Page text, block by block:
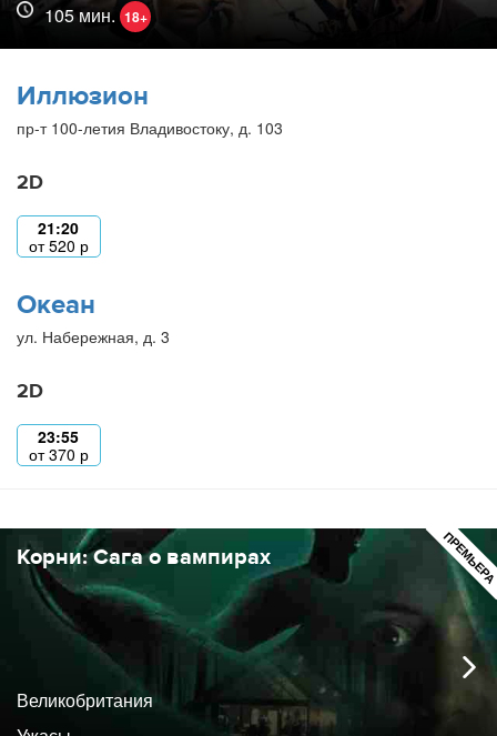
105 мин. 18+
Иллюзион
пр-т 100-летия Владивостоку, д. 103
2D
21:20
от520 р
Океан
ул. Набережная, д. 3
2D
23:55
от370 р
Корни: Сага о вампирах
Великобритания